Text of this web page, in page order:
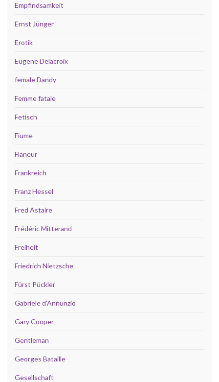
Empfindsamkeit
Ernst Jünger
Erotik
Eugene Delacroix
female Dandy
Femme fatale
Fetisch
Fiume
Flaneur
Frankreich
Franz Hessel
Fred Astaire
Frédéric Mitterand
Freiheit
Friedrich Nietzsche
Fürst Pückler
Gabriele d’Annunzio
Gary Cooper
Gentleman
Georges Bataille
Gesellschaft